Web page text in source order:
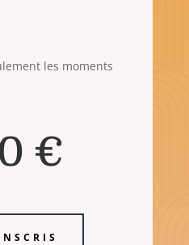
les moments
€